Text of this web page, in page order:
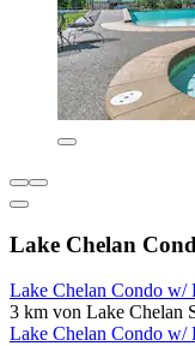
Lake Chelan
Lake Chelan Condo w/
3 km von Lake Chelan
Lake Chelan Condo w/